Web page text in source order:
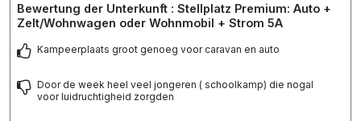
Bewertung der Unterkunft : Stellplatz Premium: Auto +
Zelt/Wohnwagen oder Wohnmobil + Strom 5A
Kampeerplaats groot genoeg voor caravan en auto
Door de week heel veel jongeren ( schoolkamp) die nogal
voor luidruchtigheid zorgden